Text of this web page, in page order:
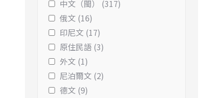
中文（閩） (317)
俄文 (16)
印尼文 (17)
原住民語 (3)
外文 (1)
尼泊爾文 (2)
德文 (9)